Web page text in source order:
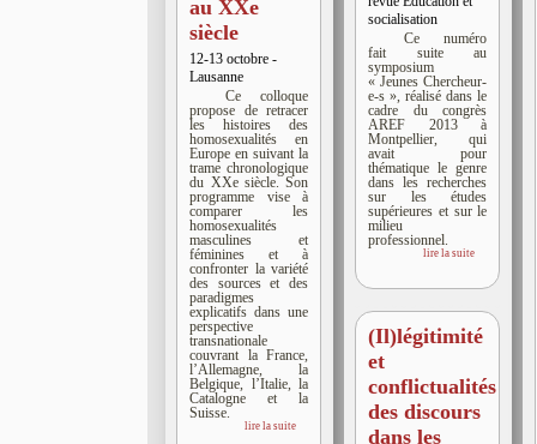
au XXe
siècle
12-13 octobre -
Lausanne
Ce colloque
propose de retracer
les histoires des
homosexualités en
Europe en suivant la
trame chronologique
du XXe siècle. Son
programme vise à
comparer les
homosexualités
masculines et
féminines et à
confronter la variété
des sources et des
paradigmes
explicatifs dans une
perspective
transnationale
couvrant la France,
l’Allemagne, la
Belgique, l’Italie, la
Catalogne et la
Suisse.
lire la suite
socialisation
Ce numéro
fait suite au
symposium
« Jeunes Chercheur-
e-s », réalisé dans le
cadre du congrès
AREF 2013 à
Montpellier, qui
avait pour
thématique le genre
dans les recherches
sur les études
supérieures et sur le
milieu
professionnel.
lire la suite
(Il)légitimité
et
conflictualités
des discours
dans les